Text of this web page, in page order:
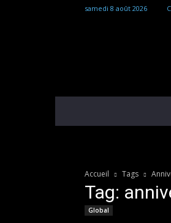
samedi 8 août 2026
Accueil Tags
Tag:
Global